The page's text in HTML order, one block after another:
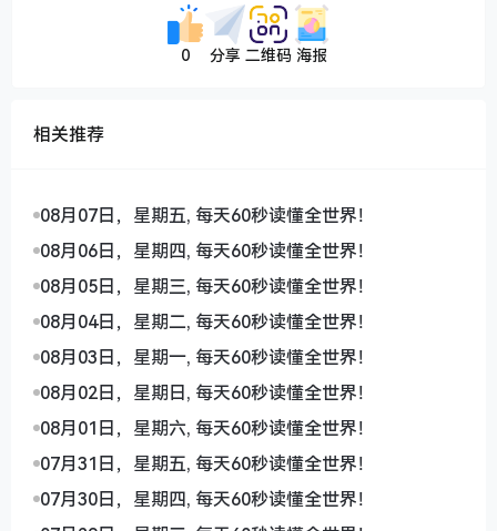
0 分享 二维码 海报
相关推荐
08月07日，星期五, 每天60秒读懂全世界！
08月06日，星期四, 每天60秒读懂全世界！
08月05日，星期三, 每天60秒读懂全世界！
08月04日，星期二, 每天60秒读懂全世界！
08月03日，星期一, 每天60秒读懂全世界！
08月02日，星期日, 每天60秒读懂全世界！
08月01日，星期六, 每天60秒读懂全世界！
07月31日，星期五, 每天60秒读懂全世界！
07月30日，星期四, 每天60秒读懂全世界！